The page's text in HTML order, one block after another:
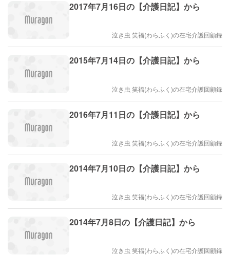
2017年7月16日の【介護日記】から
泣き虫 笑福(わらふく)の在宅介護回顧録
2015年7月14日の【介護日記】から
泣き虫 笑福(わらふく)の在宅介護回顧録
2016年7月11日の【介護日記】から
泣き虫 笑福(わらふく)の在宅介護回顧録
2014年7月10日の【介護日記】から
泣き虫 笑福(わらふく)の在宅介護回顧録
2014年7月8日の【介護日記】から
泣き虫 笑福(わらふく)の在宅介護回顧録